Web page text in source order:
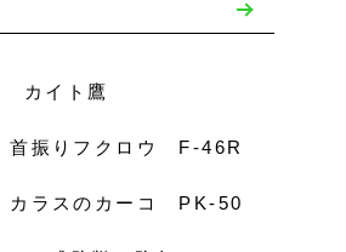
カイト鷹
振りフクロウ F-46R
ラスのカーコ PK-50